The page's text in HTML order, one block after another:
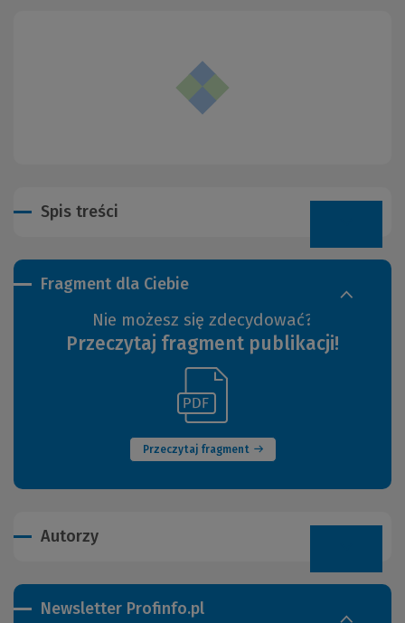
Fragment dla Ciebie
Nie możesz się zdecydować?
Przeczytaj fragment publikacji!
Przeczytaj fragment
(Nowe
okno)
innej
strony)
Spis treści
Autorzy
Newsletter Profinfo.pl